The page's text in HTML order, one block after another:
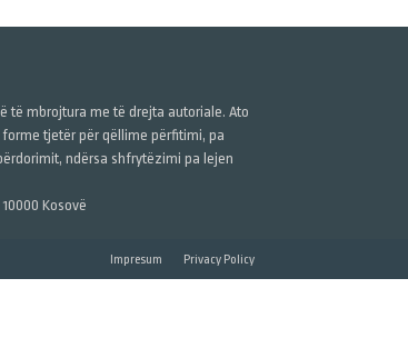
të mbrojtura me të drejta autoriale. Ato
tjetër për qëllime përfitimi, pa
ndërsa shfrytëzimi pa lejen
Kosovë
Impresum Privacy Policy